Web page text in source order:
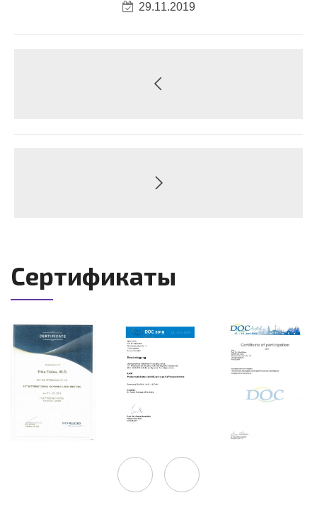
29.11.2019
Сертификаты